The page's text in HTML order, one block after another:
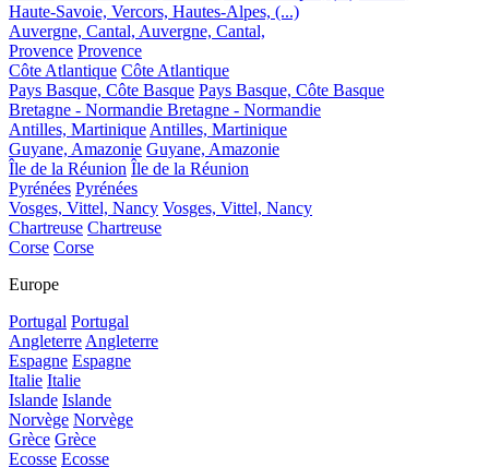
Haute-Savoie, Vercors, Hautes-Alpes, (...)
Auvergne, Cantal, Auvergne, Cantal,
Provence Provence
Côte Atlantique Côte Atlantique
Pays Basque, Côte Basque Pays Basque, Côte Basque
Bretagne - Normandie Bretagne - Normandie
Antilles, MartiniqueAntilles, Martinique
Guyane, Amazonie Guyane, Amazonie
Île de la Réunion Île de la Réunion
Pyrénées Pyrénées
Vosges, Vittel, Nancy Vosges, Vittel, Nancy
Chartreuse Chartreuse
Corse Corse
Europe
Portugal Portugal
AngleterreAngleterre
Espagne Espagne
Italie Italie
Islande Islande
Norvège Norvège
Grèce Grèce
Ecosse Ecosse